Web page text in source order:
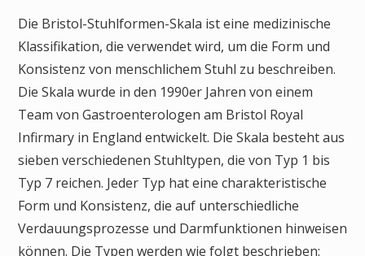
Die Bristol-Stuhlformen-Skala ist eine medizinische
Klassifikation, die verwendet wird, um die Form und
Konsistenz von menschlichem Stuhl zu beschreiben.
Die Skala wurde in den 1990er Jahren von einem
Team von Gastroenterologen am Bristol Royal
Infirmary in England entwickelt. Die Skala besteht aus
sieben verschiedenen Stuhltypen, die von Typ 1 bis
Typ 7 reichen. Jeder Typ hat eine charakteristische
Form und Konsistenz, die auf unterschiedliche
Verdauungsprozesse und Darmfunktionen hinweisen
können. Die Typen werden wie folgt beschrieben: